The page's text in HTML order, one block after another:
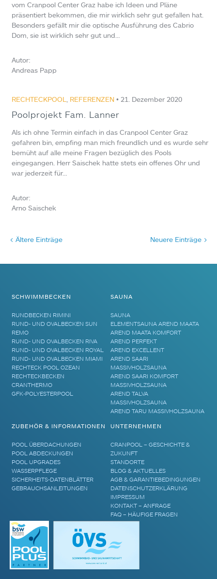
vom Cranpool Center Graz habe ich Ideen und Pläne
präsentiert bekommen, die mir wirklich sehr gut gefallen hat.
Besonders gefällt mir die optische Ausführung des Cabrio
Dom, sie ist wirklich sehr gut und…
Autor:
Andreas Papp
RECHTECKPOOL REFERENZEN • 21. Dezember 2020
Poolprojekt Fam. Lanner
Als ich ohne Termin einfach in das Cranpool Center Graz
gefahren bin, empfing man mich freundlich und es wurde sehr
bemüht auf alle meine Fragen bezüglich des Pools
eingegangen. Herr Saischek hatte stets ein offenes Ohr und
war jederzeit für…
Autor:
Arno Saischek
< Ältere Einträge Neuere Einträge >
SCHWIMMBECKEN
RUNDBECKEN RIMINI
RUND- UND OVALBECKEN SUN
REMO
RUND- UND OVALBECKEN RIVA
RUND- UND OVALBECKEN ROYAL
RUND- UND OVALBECKEN MIAMI
RECHTECK POOL OZEAN
RECHTECKBECKEN
CRANTHERMO
GFK-POLYESTERPOOL
SAUNA
SAUNA
ELEMENTSAUNA AREND MAATA
AREND MAATA KOMFORT
AREND PERFEKT
AREND EXCELLENT
AREND SAARI
MASSIVHOLZSAUNA
AREND SAARI KOMFORT
MASSIVHOLZSAUNA
AREND TALVA
MASSIVHOLZSAUNA
AREND TARU MASSIVHOLZSAUNA
ZUBEHÖR & INFORMATIONEN
POOL ÜBERDACHUNGEN
POOL ABDECKUNGEN
POOL UPGRADES
WASSERPFLEGE
SICHERHEITS-DATENBLÄTTER
GEBRAUCHSANLEITUNGEN
UNTERNEHMEN
CRANPOOL – GESCHICHTE &
ZUKUNFT
STANDORTE
BLOG & AKTUELLES
AGB & GARANTIEBEDINGUNGEN
DATENSCHUTZERKLÄRUNG
IMPRESSUM
KONTAKT – ANFRAGE
FAQ – HÄUFIGE FRAGEN